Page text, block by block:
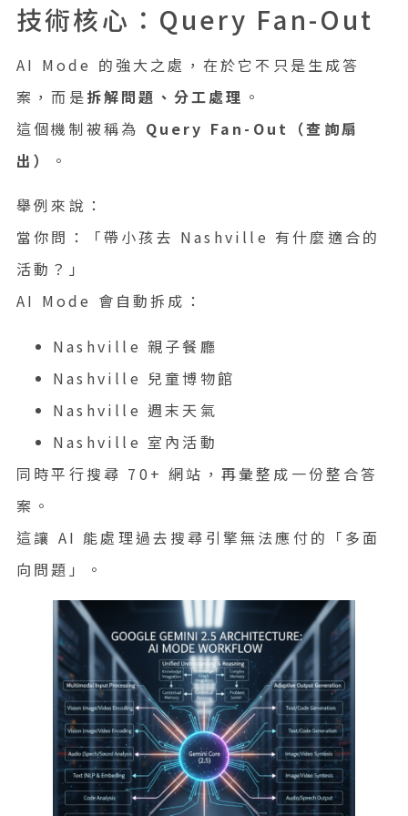
技術核心：Query Fan-Out
AI Mode 的強大之處，在於它不只是生成答
案，而是拆解問題、分工處理 。
這個機制被稱為 Query Fan-Out（查詢扇
出）
。
舉例來說：
當你問：「帶小孩去 Nashville 有什麼適合的
活動？」
AI Mode 會自動拆成：
Nashville 親子餐廳
Nashville 兒童博物館
Nashville 週末天氣
Nashville 室內活動
同時平行搜尋 70+ 網站，再彙整成一份整合答
案。
這讓 AI 能處理過去搜尋引擎無法應付的「多面
向問題」。